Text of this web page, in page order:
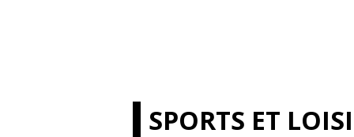
SPORTS ET